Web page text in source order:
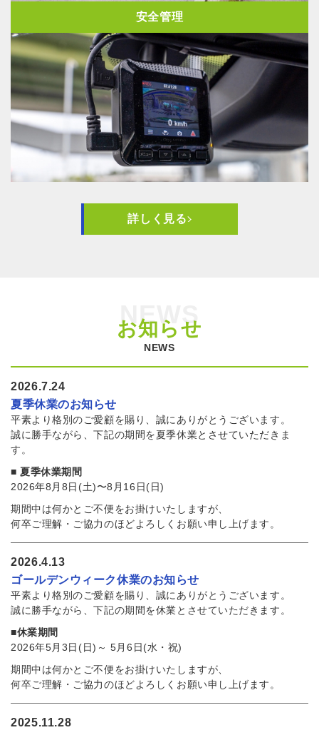
安全管理
詳しく見る
お知らせ
NEWS
NEWS
2026.7.24
夏季休業のお知らせ
平素より格別のご愛顧を賜り、誠にありがとうございます。
誠に勝手ながら、下記の期間を夏季休業とさせていただきま
す。
■ 夏季休業期間
2026年8月8日(土)〜8月16日(日)
期間中は何かとご不便をお掛けいたしますが、
何卒ご理解・ご協力のほどよろしくお願い申し上げます。
2026.4.13
ゴールデンウィーク休業のお知らせ
平素より格別のご愛顧を賜り、誠にありがとうございます。
誠に勝手ながら、下記の期間を休業とさせていただきます。
■休業期間
2026年5月3日(日)～ 5月6日(水・祝)
期間中は何かとご不便をお掛けいたしますが、
何卒ご理解・ご協力のほどよろしくお願い申し上げます。
2025.11.28